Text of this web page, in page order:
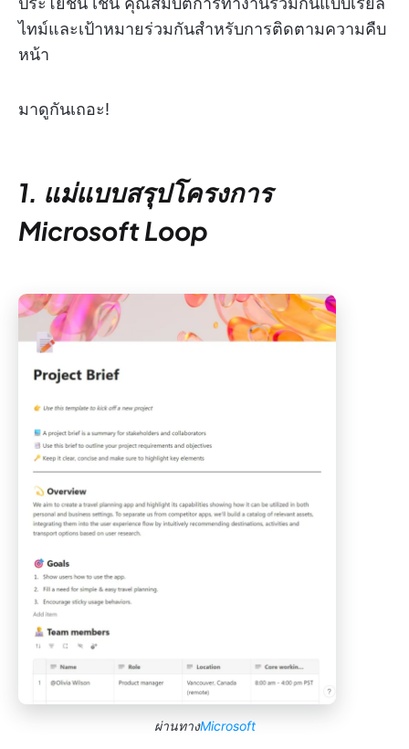
ไทม์และเป้าหมายร่วมกันสำหรับการติดตามความคืบ
หน้า
มาดูกันเถอะ!
1. แม่แบบสรุปโครงการ
Microsoft Loop
ผ่านทางMicrosoft